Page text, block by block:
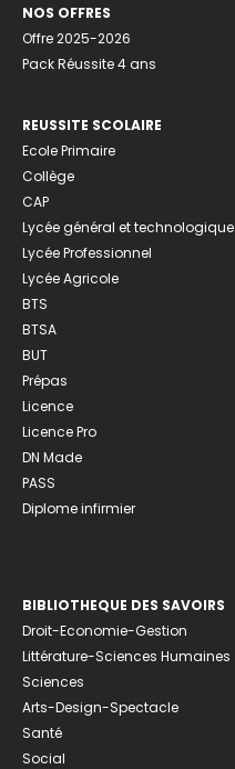
NOS OFFRES
Offre 2025-2026
Pack Réussite 4 ans
REUSSITE SCOLAIRE
Ecole Primaire
Collège
CAP
Lycée général et technologique
Lycée Professionnel
Lycée Agricole
BTS
BTSA
BUT
Prépas
Licence
Licence Pro
DN Made
PASS
Diplome infirmier
BIBLIOTHEQUE DES SAVOIRS
Droit-Economie-Gestion
Littérature-Sciences Humaines
Sciences
Arts-Design-Spectacle
Santé
Social